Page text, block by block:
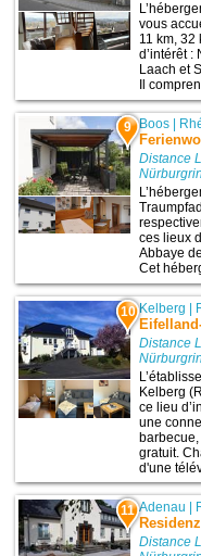
vous
11 km, 32
d’intérêt :
Laach et
Il
9 Boos
Distance
ces lieux
Abbaye
Cet
10 Kelberg |
Distance
Kelberg
ce lieu
une
gratuit.
d'une
11 Adenau |
Distance